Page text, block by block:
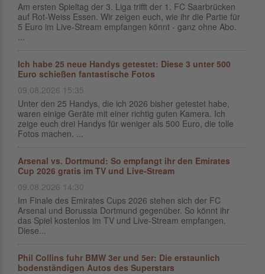
Am ersten Spieltag der 3. Liga trifft der 1. FC Saarbrücken
auf Rot-Weiss Essen. Wir zeigen euch, wie ihr die Partie für
5 Euro im Live-Stream empfangen könnt - ganz ohne Abo.
...
Ich habe 25 neue Handys getestet: Diese 3 unter 500
Euro schießen fantastische Fotos
09.08.2026 15:35
Unter den 25 Handys, die ich 2026 bisher getestet habe,
waren einige Geräte mit einer richtig guten Kamera. Ich
zeige euch drei Handys für weniger als 500 Euro, die tolle
Fotos machen. ...
Arsenal vs. Dortmund: So empfangt ihr den Emirates
Cup 2026 gratis im TV und Live-Stream
09.08.2026 14:30
Im Finale des Emirates Cups 2026 stehen sich der FC
Arsenal und Borussia Dortmund gegenüber. So könnt ihr
das Spiel kostenlos im TV und Live-Stream empfangen.
Diese...
Phil Collins fuhr BMW 3er und 5er: Die erstaunlich
bodenständigen Autos des Superstars